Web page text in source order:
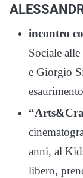
incontro
Sociale
e Giorgio
anni, al
libero,